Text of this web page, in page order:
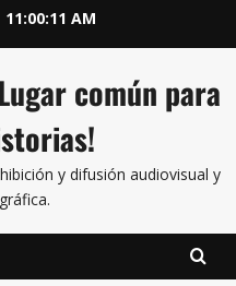
11:00:13 AM
común para
y difusión audiovisual y